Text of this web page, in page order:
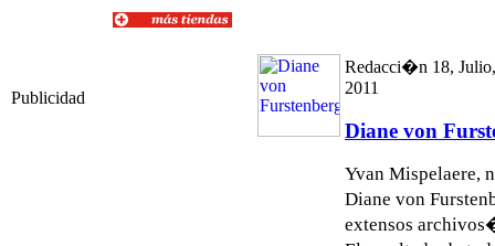
Publicidad
Redacci�n 18, Julio,
2011
Diane von
Yvan Mispelaere,
Diane von
extensos